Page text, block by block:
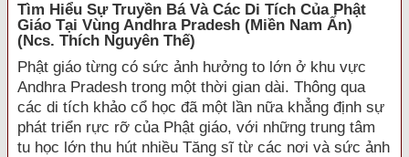
Tìm Hiểu Sự Truyền Bá Và Các Di Tích Của Phật
Giáo Tại Vùng Andhra Pradesh (miền Nam Ấn)
(ncs. Thích Nguyên Thế)
Phật giáo từng có sức ảnh hưởng to lớn ở khu vực
Andhra Pradesh trong một thời gian dài. Thông qua
các di tích khảo cổ học đã một lần nữa khẳng định sự
phát triển rực rỡ của Phật giáo, với những trung tâm
tu học lớn thu hút nhiều Tăng sĩ từ các nơi và sức ảnh